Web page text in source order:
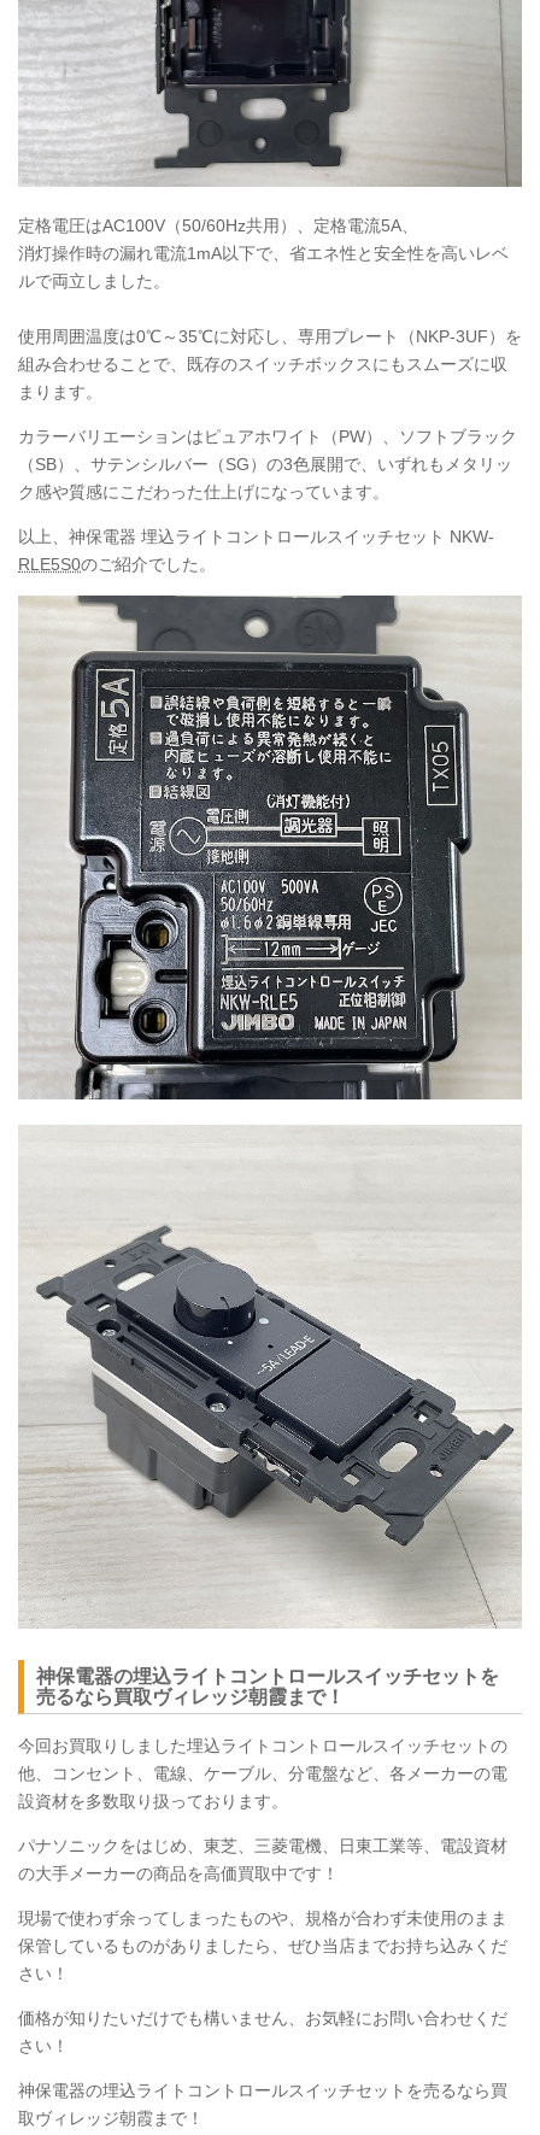
定格電圧はAC100V（50/60Hz共用）、定格電流5A、
消灯操作時の漏れ電流1mA以下で、省エネ性と安全性を高いレベ
ルで両立しました。
使用周囲温度は0℃～35℃に対応し、専用プレート（NKP-3UF）を
組み合わせることで、既存のスイッチボックスにもスムーズに収
まります。
カラーバリエーションはピュアホワイト（PW）、ソフトブラック
（SB）、サテンシルバー（SG）の3色展開で、いずれもメタリッ
ク感や質感にこだわった仕上げになっています。
以上、神保電器 埋込ライトコントロールスイッチセット NKW-
RLE5S0のご紹介でした。
神保電器の埋込ライトコントロールスイッチセットを
売るなら買取ヴィレッジ朝霞まで！
今回お買取りしました埋込ライトコントロールスイッチセットの
他、コンセント、電線、ケーブル、分電盤など、各メーカーの電
設資材を多数取り扱っております。
パナソニックをはじめ、東芝、三菱電機、日東工業等、電設資材
の大手メーカーの商品を高価買取中です！
現場で使わず余ってしまったものや、規格が合わず未使用のまま
保管しているものがありましたら、ぜひ当店までお持ち込みくだ
さい！
価格が知りたいだけでも構いません、お気軽にお問い合わせくだ
さい！
神保電器の埋込ライトコントロールスイッチセットを売るなら買
取ヴィレッジ朝霞まで！